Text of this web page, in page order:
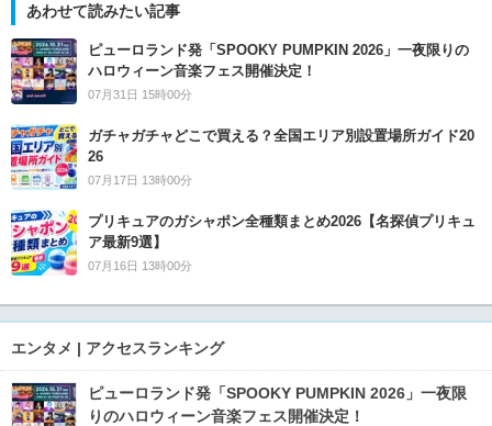
あわせて読みたい記事
ピューロランド発「SPOOKY PUMPKIN 2026」一夜限りの
ハロウィーン音楽フェス開催決定！
07月31日 15時00分
ガチャガチャどこで買える？全国エリア別設置場所ガイド20
26
07月17日 13時00分
プリキュアのガシャポン全種類まとめ2026【名探偵プリキュ
ア最新9選】
07月16日 13時00分
エンタメ | アクセスランキング
ピューロランド発「SPOOKY PUMPKIN 2026」一夜限
りのハロウィーン音楽フェス開催決定！